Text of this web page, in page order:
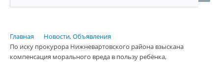
Главная
Новости, Объявления
По иску прокурора Нижневартовского района взыскана
компенсация морального вреда в пользу ребёнка,